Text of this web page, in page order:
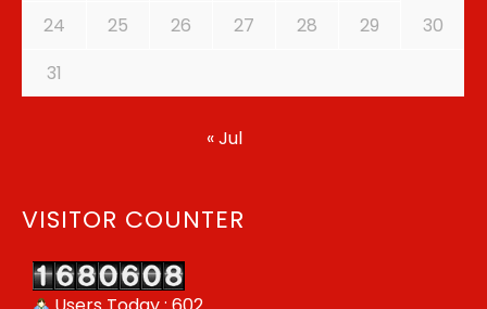
24
25 26 27 28 29
30
31
« Jul
VISITOR COUNTER